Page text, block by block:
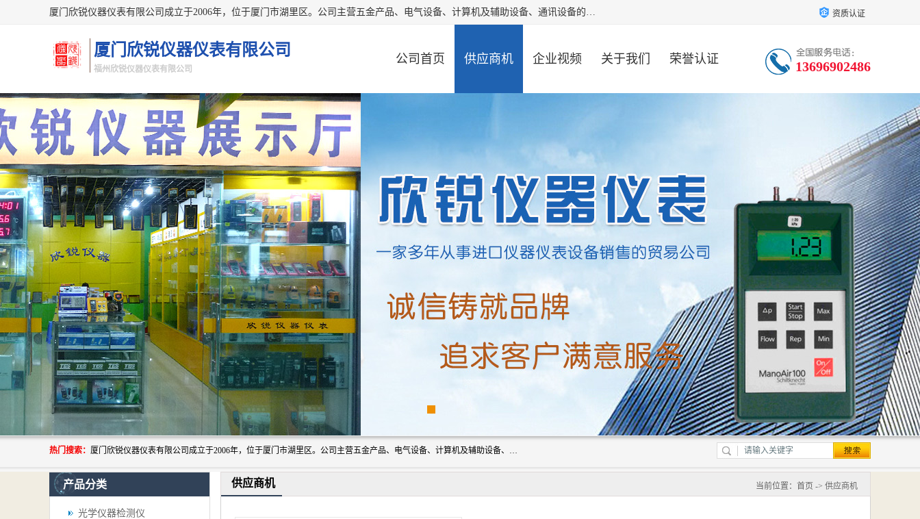
厦门欣锐仪器仪表有限公司成立于2006年，位于厦门市湖里区。公司主营五金产品、电气设备、计算机及辅助设备、通讯设备的批发与零售，同时涉及乐器、照相器材等文化用品的销售。此外，公司还提供通用设备、电气设备、仪器仪表的修理服务，以及信息系统集成、信息技术咨询、数据处理和存储等技术支持。公司致力于为客户提供全面的产品和服务，满足多样化的市场需求。 资质认证
厦门欣锐仪器仪表有限公司
福州欣锐仪器仪表有限公司
公司首页 供应商机 企业视频 关于我们 荣誉认证 13696902486
热门搜索： 厦门欣锐仪器仪表有限公司成立于2006年，位于厦门市湖里区。公司主营五金产品、电气设备、计算机及辅助设备、通讯设备的批发与零售，同时涉及乐器、照相器材等文化用品的销售。此外，公司还提供通用设备、电气设备、仪器仪表的修理服务，以及信息系统集成、信息技术咨询、数据处理和存储等技术支持。公司致力于为客户提供全面的产品和服务，满足多样化的市场需求。
产品分类
光学仪器检测仪
供应商机 当前位置： 首页 -> 供应商机